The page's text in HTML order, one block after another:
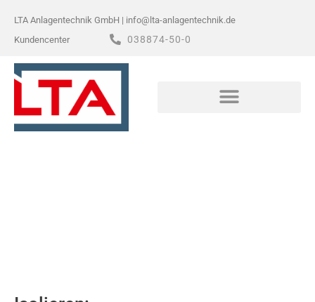
Inhalt
springen
LTA Anlagentechnik GmbH | info@lta-anlagentechnik.de
Kundencenter
038874-50-0